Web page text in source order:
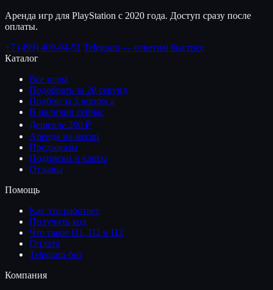
Аренда игр для PlayStation с 2020 года. Доступ сразу после
оплаты.
+7 (499) 409-04-51 Telegram — ответим быстрее
Каталог
Все игры
Подобрать за 20 секунд
Подбор за 3 вопроса
В наличии сейчас
Дешевле 200 ₽
Аренда на месяц
Предзаказы
Подписки и карты
Отзывы
Помощь
Как это работает
Получить код
Что такое П1, П2 и П3
Оплата
Telegram-бот
Компания